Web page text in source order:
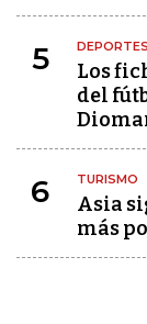
5 DEPORTES
Los
del
6 TURISMO
Asia
más